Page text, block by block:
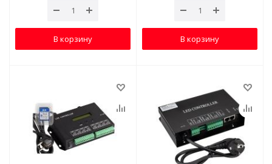
В корзину В корзину